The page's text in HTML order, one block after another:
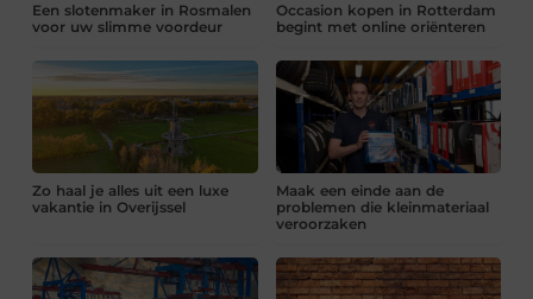
Een slotenmaker in Rosmalen
voor uw slimme voordeur
Occasion kopen in Rotterdam
begint met online oriënteren
Zo haal je alles uit een luxe
vakantie in Overijssel
Maak een einde aan de
problemen die kleinmateriaal
veroorzaken